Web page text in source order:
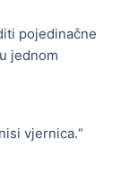
pojedinačne
jednom
vjernica.“